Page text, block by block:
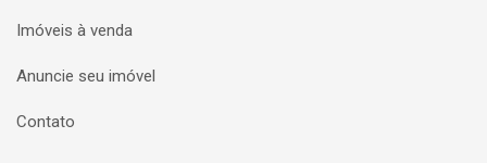
Imóveis à venda
Anuncie seu imóvel
Contato